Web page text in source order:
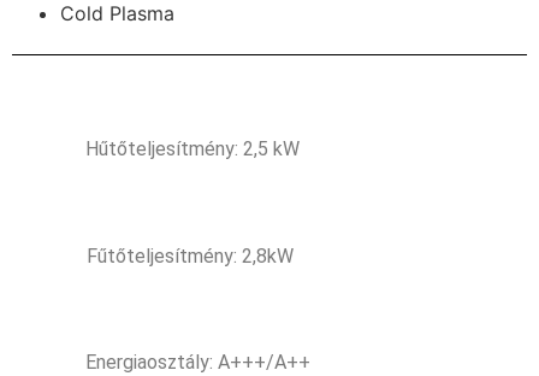
Cold Plasma
Hűtőteljesítmény: 2,5 kW
Fűtőteljesítmény: 2,8kW
Energiaosztály: A+++/A++